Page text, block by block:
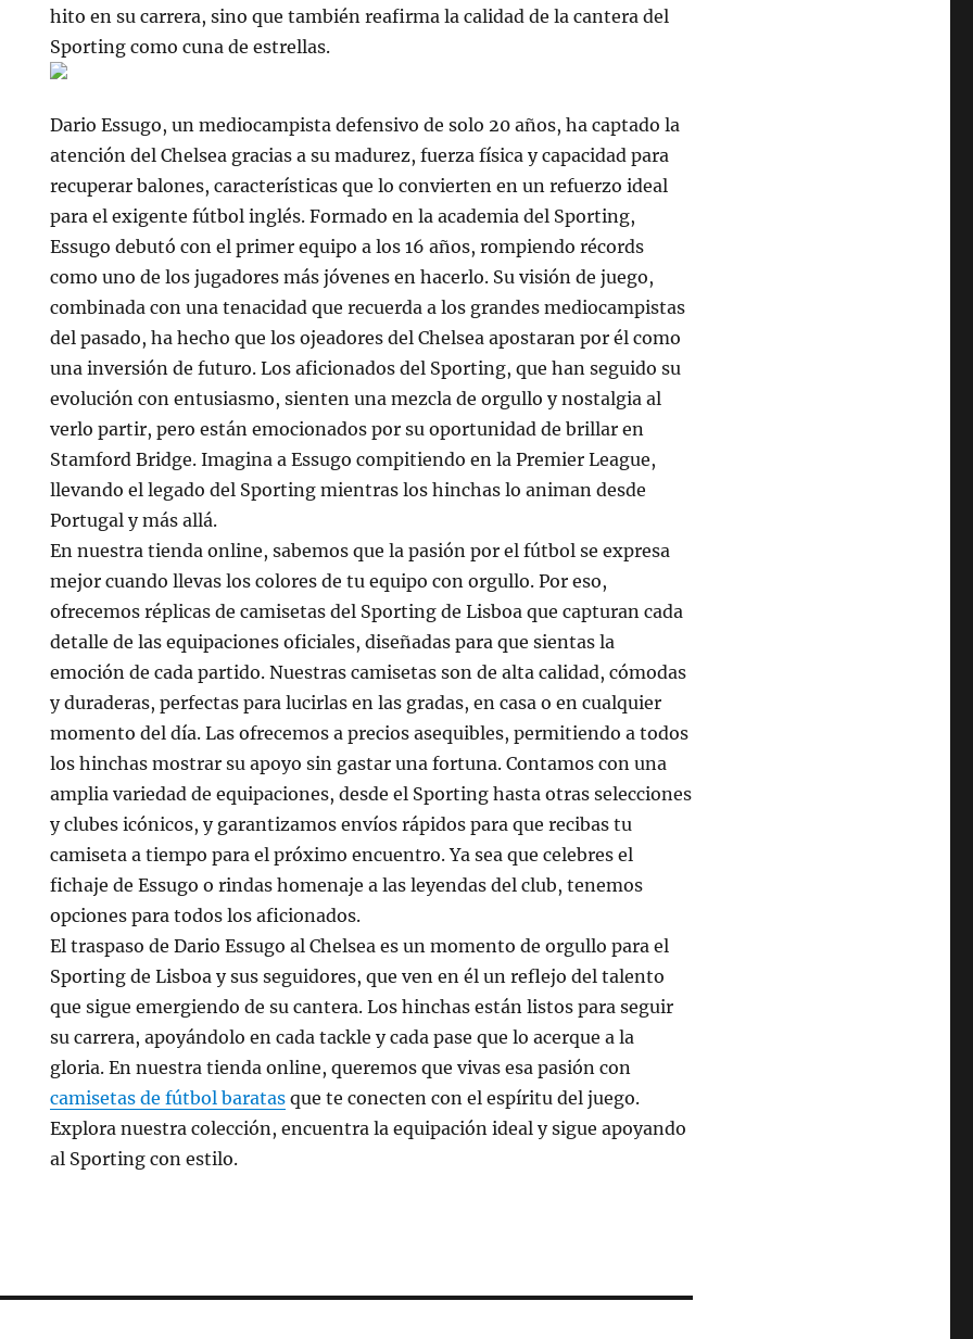
hito en su carrera, sino que también reafirma la calidad de la cantera del
Sporting como cuna de estrellas.
Dario Essugo, un mediocampista defensivo de solo 20 años, ha captado la
atención del Chelsea gracias a su madurez, fuerza física y capacidad para
recuperar balones, características que lo convierten en un refuerzo ideal
para el exigente fútbol inglés. Formado en la academia del Sporting,
Essugo debutó con el primer equipo a los 16 años, rompiendo récords
como uno de los jugadores más jóvenes en hacerlo. Su visión de juego,
combinada con una tenacidad que recuerda a los grandes mediocampistas
del pasado, ha hecho que los ojeadores del Chelsea apostaran por él como
una inversión de futuro. Los aficionados del Sporting, que han seguido su
evolución con entusiasmo, sienten una mezcla de orgullo y nostalgia al
verlo partir, pero están emocionados por su oportunidad de brillar en
Stamford Bridge. Imagina a Essugo compitiendo en la Premier League,
llevando el legado del Sporting mientras los hinchas lo animan desde
Portugal y más allá.
En nuestra tienda online, sabemos que la pasión por el fútbol se expresa
mejor cuando llevas los colores de tu equipo con orgullo. Por eso,
ofrecemos réplicas de camisetas del Sporting de Lisboa que capturan cada
detalle de las equipaciones oficiales, diseñadas para que sientas la
emoción de cada partido. Nuestras camisetas son de alta calidad, cómodas
y duraderas, perfectas para lucirlas en las gradas, en casa o en cualquier
momento del día. Las ofrecemos a precios asequibles, permitiendo a todos
los hinchas mostrar su apoyo sin gastar una fortuna. Contamos con una
amplia variedad de equipaciones, desde el Sporting hasta otras selecciones
y clubes icónicos, y garantizamos envíos rápidos para que recibas tu
camiseta a tiempo para el próximo encuentro. Ya sea que celebres el
fichaje de Essugo o rindas homenaje a las leyendas del club, tenemos
opciones para todos los aficionados.
El traspaso de Dario Essugo al Chelsea es un momento de orgullo para el
Sporting de Lisboa y sus seguidores, que ven en él un reflejo del talento
que sigue emergiendo de su cantera. Los hinchas están listos para seguir
su carrera, apoyándolo en cada tackle y cada pase que lo acerque a la
gloria. En nuestra tienda online, queremos que vivas esa pasión con
camisetas de fútbol baratas que te conecten con el espíritu del juego.
Explora nuestra colección, encuentra la equipación ideal y sigue apoyando
al Sporting con estilo.